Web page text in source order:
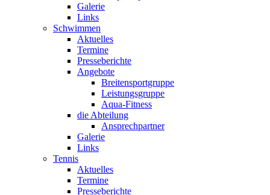
Galerie
Links
Schwimmen
Aktuelles
Termine
Presseberichte
Angebote
Breitensportgruppe
Leistungsgruppe
Aqua-Fitness
die Abteilung
Ansprechpartner
Galerie
Links
Tennis
Aktuelles
Termine
Presseberichte